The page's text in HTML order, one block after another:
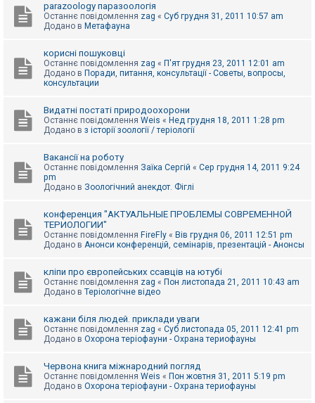
parazoology паразоологія
Останнє повідомлення zag « Суб грудня 31, 2011 10:57 am
Додано в Метафауна
корисні пошуковці
Останнє повідомлення zag « П'ят грудня 23, 2011 12:01 am
Додано в Поради, питання, консультації - Советы, вопросы,
консультации
Видатні постаті природоохорони
Останнє повідомлення Weis « Нед грудня 18, 2011 1:28 pm
Додано в з історії зоології / теріології
Вакансії на роботу
Останнє повідомлення Заїка Сергій « Сер грудня 14, 2011 9:24
pm
Додано в Зоологічний анекдот. Фіглі
конференция "АКТУАЛЬНЫЕ ПРОБЛЕМЫ СОВРЕМЕННОЙ
ТЕРИОЛОГИИ"
Останнє повідомлення FireFly « Вів грудня 06, 2011 12:51 pm
Додано в Анонси конференцій, семінарів, презентацій - Анонсы
кліпи про європейських ссавців на ютубі
Останнє повідомлення zag « Пон листопада 21, 2011 10:43 am
Додано в Теріологічне відео
кажани біля людей. приклади уваги
Останнє повідомлення zag « Суб листопада 05, 2011 12:41 pm
Додано в Охорона теріофауни - Охрана териофауны
Червона книга міжнародний погляд
Останнє повідомлення Weis « Пон жовтня 31, 2011 5:19 pm
Додано в Охорона теріофауни - Охрана териофауны